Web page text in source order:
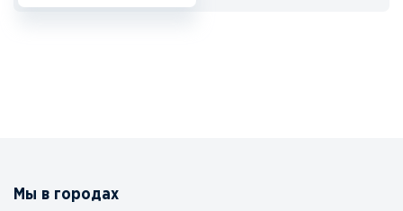
Мы в городах